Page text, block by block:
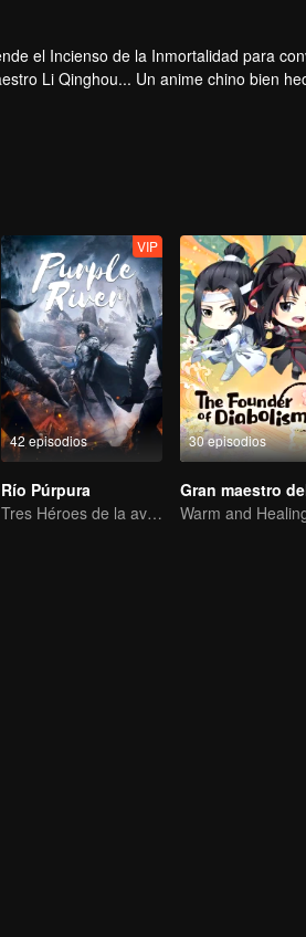
el Incienso de la Inmortalidad para
Li Qinghou... Un anime chino bien
de alegría.
42 episodios
VIP
Río Púrpura
Tres Héroes de la aventura de Zichuan en el Continente Xichuan
30 episodios